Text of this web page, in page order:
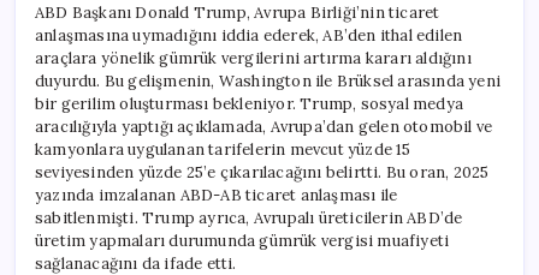
Yeni
Gümrük
Vergileri
Geliyor
için
ABD Başkanı Donald Trump, Avrupa Birliği’nin ticaret
anlaşmasına uymadığını iddia ederek, AB’den ithal edilen
araçlara yönelik gümrük vergilerini artırma kararı aldığını
duyurdu. Bu gelişmenin, Washington ile Brüksel arasında yeni
bir gerilim oluşturması bekleniyor. Trump, sosyal medya
aracılığıyla yaptığı açıklamada, Avrupa’dan gelen otomobil ve
kamyonlara uygulanan tarifelerin mevcut yüzde 15
seviyesinden yüzde 25’e çıkarılacağını belirtti. Bu oran, 2025
yazında imzalanan ABD-AB ticaret anlaşması ile
sabitlenmişti. Trump ayrıca, Avrupalı üreticilerin ABD’de
üretim yapmaları durumunda gümrük vergisi muafiyeti
sağlanacağını da ifade etti.